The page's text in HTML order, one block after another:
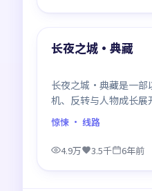
最新
长夜之城·典藏
长夜之城·典藏是一部
机、反转与人物成长
看。
惊悚 · 线路
4.9万 3.5千 6年前